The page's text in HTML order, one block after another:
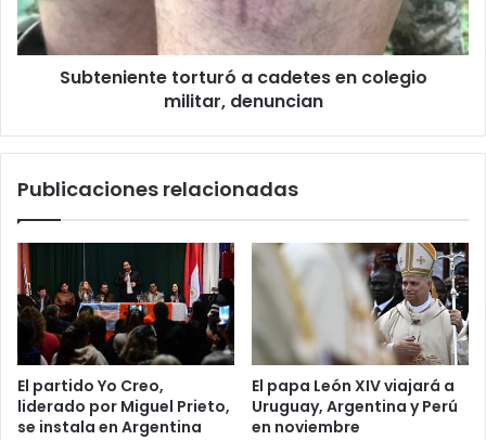
Subteniente torturó a cadetes en colegio
militar, denuncian
Publicaciones relacionadas
El partido Yo Creo,
liderado por Miguel Prieto,
se instala en Argentina
El papa León XIV viajará a
Uruguay, Argentina y Perú
en noviembre